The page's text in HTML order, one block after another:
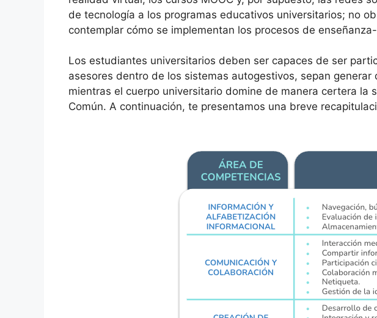
de tecnología a los programas educativos universitarios; no
contemplar cómo se implementan los procesos de
Los estudiantes universitarios deben ser capaces de ser
asesores dentro de los sistemas autogestivos, sepan
mientras el cuerpo universitario domine de manera certera
Común. A continuación, te presentamos una breve